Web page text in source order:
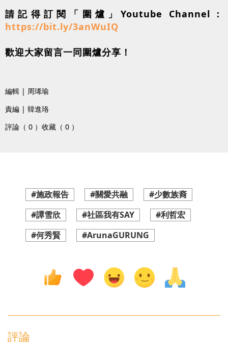
請記得訂閱「圍爐」Youtube Channel：
https://bit.ly/3anWuIQ
歡迎大家留言一同圍爐分享！
編輯 | 周琋瑜
責編 | 韓進珞
評論（ 0 ） 收藏（ 0 ）
#施政報告 #關愛共融
#少數族裔
#譚雪欣
#社區我有SAY
#利哲宏
#何秀賢
#ArunaGURUNG
評論